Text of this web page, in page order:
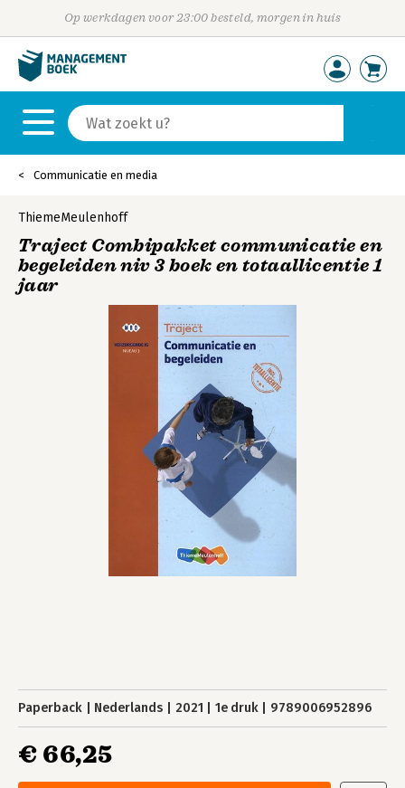
Op werkdagen voor 23:00 besteld, morgen in huis
Communicatie en media
ThiemeMeulenhoff
Traject Combipakket communicatie en
begeleiden niv 3 boek en totaallicentie 1
jaar
Paperback Nederlands 2021 1e druk 9789006952896
€ 66,25